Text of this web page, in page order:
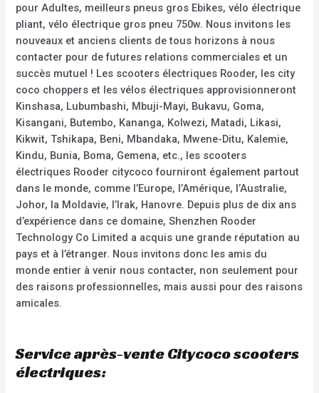
pour Adultes, meilleurs pneus gros Ebikes, vélo électrique
pliant, vélo électrique gros pneu 750w. Nous invitons les
nouveaux et anciens clients de tous horizons à nous
contacter pour de futures relations commerciales et un
succès mutuel ! Les scooters électriques Rooder, les city
coco choppers et les vélos électriques approvisionneront
Kinshasa, Lubumbashi, Mbuji-Mayi, Bukavu, Goma,
Kisangani, Butembo, Kananga, Kolwezi, Matadi, Likasi,
Kikwit, Tshikapa, Beni, Mbandaka, Mwene-Ditu, Kalemie,
Kindu, Bunia, Boma, Gemena, etc., les scooters
électriques Rooder citycoco fourniront également partout
dans le monde, comme l’Europe, l’Amérique, l’Australie,
Johor, la Moldavie, l’Irak, Hanovre. Depuis plus de dix ans
d’expérience dans ce domaine, Shenzhen Rooder
Technology Co Limited a acquis une grande réputation au
pays et à l’étranger. Nous invitons donc les amis du
monde entier à venir nous contacter, non seulement pour
des raisons professionnelles, mais aussi pour des raisons
amicales.
Service après-vente Citycoco scooters
électriques: